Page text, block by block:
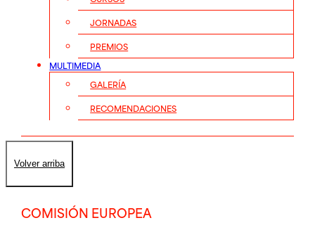
JORNADAS
PREMIOS
MULTIMEDIA
GALERÍA
RECOMENDACIONES
Volver arriba
COMISIÓN EUROPEA